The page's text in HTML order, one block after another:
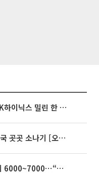
[베스트&워스트] 삼성전자·SK하이닉스 밀린 한 주…상상인증권은 85% 급등
35도 안팎 무더위 이어져…전국 곳곳 소나기 [오늘 날씨]
[주간증시전망] 다음주 코스피 6000~7000⋯“外人 수급은 정책이 변수”